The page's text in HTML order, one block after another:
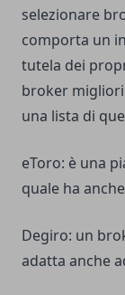
selezionare
comporta un
tutela dei
broker
una lista di
eToro: è una
quale ha
Degiro: un
adatta anche